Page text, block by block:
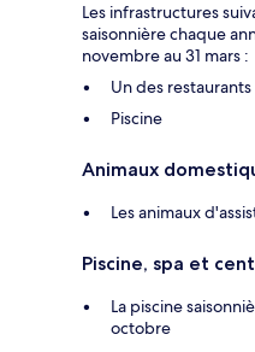
Les infrastructures
saisonnière chaque
novembre au 31 mars :
Un des restaurants
Piscine
Animaux
Les animaux
Piscine, spa et
La piscine
octobre